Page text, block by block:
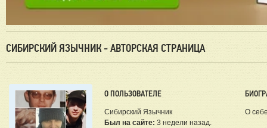
СИБИРСКИЙ ЯЗЫЧНИК - АВТОРСКАЯ СТРАНИЦА
О ПОЛЬЗОВАТЕЛЕ
Сибирский Язычник
Был на сайте: 3 недели назад.
О